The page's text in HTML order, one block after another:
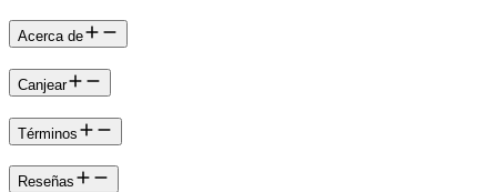
Acerca de
Canjear
Términos
Reseñas